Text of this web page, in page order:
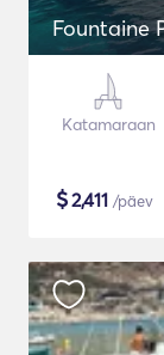
Fountaine
Katamaraan
$2,411 /päev